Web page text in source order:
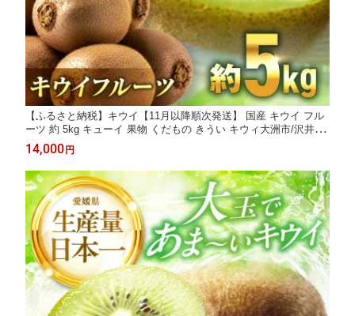
【ふるさと納税】キウイ【11月以降順次発送】 国産 キウイ フル
ーツ 約 5kg キューイ 果物 くだもの きうい キウィ大洲市/沢井青
果[AGBN002] キウイ キウイフルーツ 果物 くだもの フルーツ 愛
媛県産 大洲市産 産地直送 おすすめ 人気 お取り寄せ 送料無料 贈
答 ギフト
14,000 円